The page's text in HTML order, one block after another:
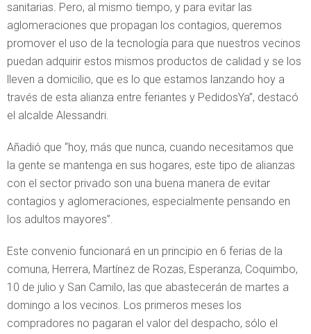
sanitarias. Pero, al mismo tiempo, y para evitar las
aglomeraciones que propagan los contagios, queremos
promover el uso de la tecnología para que nuestros vecinos
puedan adquirir estos mismos productos de calidad y se los
lleven a domicilio, que es lo que estamos lanzando hoy a
través de esta alianza entre feriantes y PedidosYa”, destacó
el alcalde Alessandri.
Añadió que “hoy, más que nunca, cuando necesitamos que
la gente se mantenga en sus hogares, este tipo de alianzas
con el sector privado son una buena manera de evitar
contagios y aglomeraciones, especialmente pensando en
los adultos mayores”.
Este convenio funcionará en un principio en 6 ferias de la
comuna, Herrera, Martínez de Rozas, Esperanza, Coquimbo,
10 de julio y San Camilo, las que abastecerán de martes a
domingo a los vecinos. Los primeros meses los
compradores no pagaran el valor del despacho, sólo el